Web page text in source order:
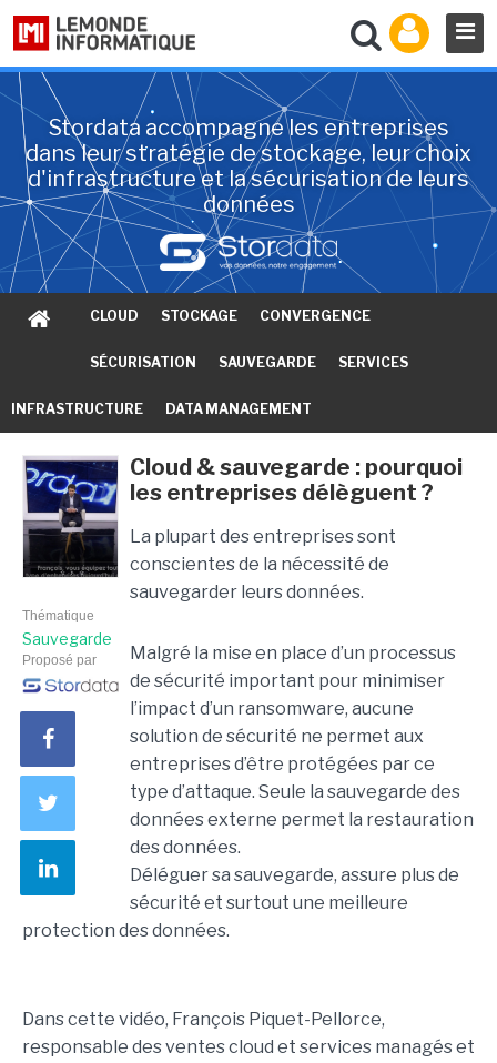
Stordata accompagne les entreprises
dans leur stratégie de stockage, leur choix
d'infrastructure et la sécurisation de leurs
données
CLOUD STOCKAGE CONVERGENCE
SÉCURISATION SAUVEGARDE SERVICES
INFRASTRUCTURE DATA MANAGEMENT
Thématique
Sauvegarde
Proposé par
Cloud & sauvegarde : pourquoi
les entreprises délèguent ?
La plupart des entreprises sont
conscientes de la nécessité de
sauvegarder leurs données.
Malgré la mise en place d’un processus
de sécurité important pour minimiser
l’impact d’un ransomware, aucune
solution de sécurité ne permet aux
entreprises d’être protégées par ce
type d’attaque. Seule la sauvegarde des
données externe permet la restauration
des données.
Déléguer sa sauvegarde, assure plus de
sécurité et surtout une meilleure
protection des données.
Dans cette vidéo, François Piquet-Pellorce,
responsable des ventes cloud et services managés et